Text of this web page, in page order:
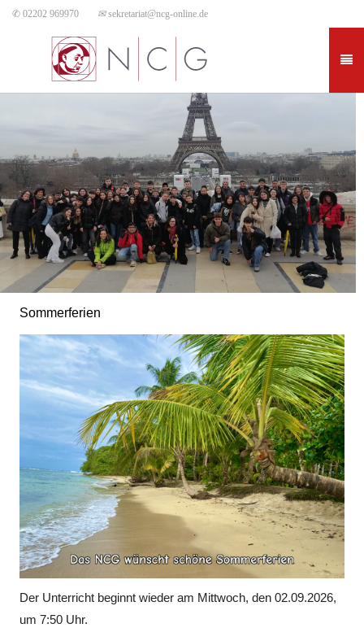
✆ 02202 969970 ✉sekretariat@ncg-online.de
Sommerferien
Der Unterricht beginnt wieder am Mittwoch, den 02.09.2026,
um 7:50 Uhr.